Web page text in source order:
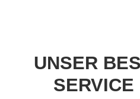
UNSER
SERVICE